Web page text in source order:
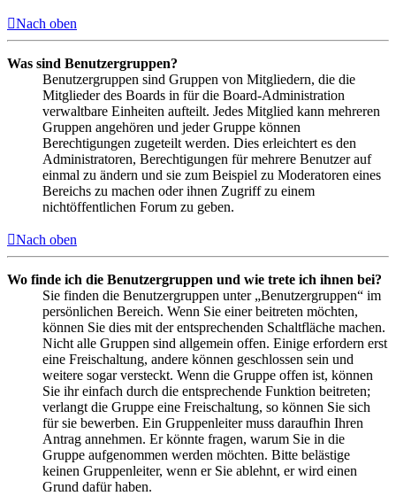
Nach oben
Was sind Benutzergruppen?
Benutzergruppen sind Gruppen von Mitgliedern, die die
Mitglieder des Boards in für die Board-Administration
verwaltbare Einheiten aufteilt. Jedes Mitglied kann mehreren
Gruppen angehören und jeder Gruppe können
Berechtigungen zugeteilt werden. Dies erleichtert es den
Administratoren, Berechtigungen für mehrere Benutzer auf
einmal zu ändern und sie zum Beispiel zu Moderatoren eines
Bereichs zu machen oder ihnen Zugriff zu einem
nichtöffentlichen Forum zu geben.
Nach oben
Wo finde ich die Benutzergruppen und wie trete ich ihnen bei?
Sie finden die Benutzergruppen unter „Benutzergruppen“ im
persönlichen Bereich. Wenn Sie einer beitreten möchten,
können Sie dies mit der entsprechenden Schaltfläche machen.
Nicht alle Gruppen sind allgemein offen. Einige erfordern erst
eine Freischaltung, andere können geschlossen sein und
weitere sogar versteckt. Wenn die Gruppe offen ist, können
Sie ihr einfach durch die entsprechende Funktion beitreten;
verlangt die Gruppe eine Freischaltung, so können Sie sich
für sie bewerben. Ein Gruppenleiter muss daraufhin Ihren
Antrag annehmen. Er könnte fragen, warum Sie in die
Gruppe aufgenommen werden möchten. Bitte belästige
keinen Gruppenleiter, wenn er Sie ablehnt, er wird einen
Grund dafür haben.